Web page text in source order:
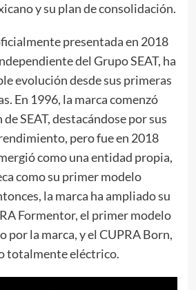
y su plan de consolidación.
presentada en 2018
del Grupo SEAT, ha
evolución desde sus primeras
En 1996, la marca comenzó
SEAT, destacándose por sus
pero fue en 2018
como una entidad propia,
como su primer modelo
la marca ha ampliado su
Formentor, el primer modelo
por la marca, y el CUPRA Born,
totalmente eléctrico.